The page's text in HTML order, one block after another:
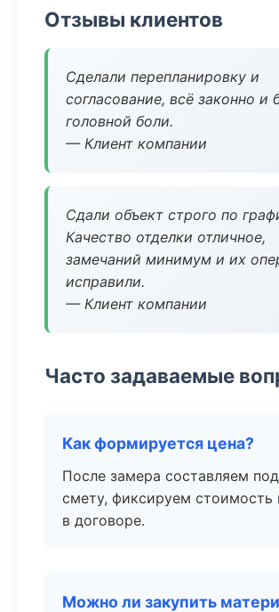
Отзывы клиентов
Сделали перепланировку и
согласование, всё законно и
головной боли.
— Клиент компании
Сдали объект строго по
Качество отделки отличное,
замечаний минимум и их
исправили.
— Клиент компании
Часто задаваемые
Как формируется цена?
После замера составляем
смету, фиксируем стоимость
в договоре.
Можно ли закупить